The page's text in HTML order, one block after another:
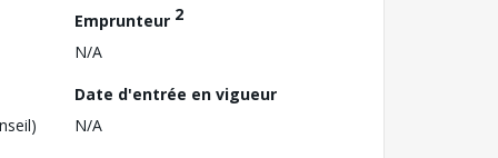
Emprunteur 2
N/A
Date d'entrée en vigueur
N/A